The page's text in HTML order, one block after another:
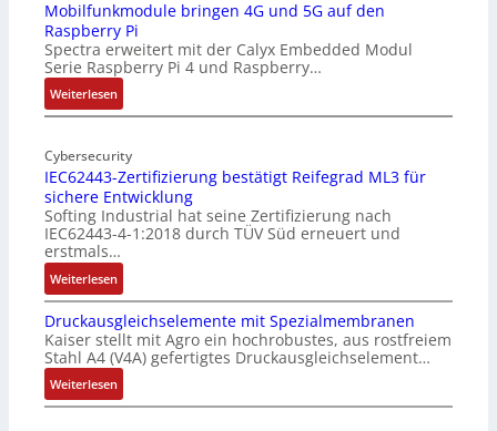
-
Z
o
l
l
-
n
d
u
s
t
r
i
e
-
P
C
l
ä
Mobilfunkmodule bringen 4G und 5G auf den
Raspberry Pi
Spectra erweitert mit der Calyx Embedded Modul
Serie Raspberry Pi 4 und Raspberry…
Weiterlesen:
M
b
i
l
f
u
n
k
m
o
d
u
l
e
Cybersecurity
IEC62443-Zertifizierung bestätigt Reifegrad ML3 für
sichere Entwicklung
Softing Industrial hat seine Zertifizierung nach
IEC62443-4-1:2018 durch TÜV Süd erneuert und
erstmals…
Weiterlesen:
I
E
6
2
4
Druckausgleichselemente mit Spezialmembranen
Kaiser stellt mit Agro ein hochrobustes, aus rostfreiem
Stahl A4 (V4A) gefertigtes Druckausgleichselement…
Weiterlesen:
D